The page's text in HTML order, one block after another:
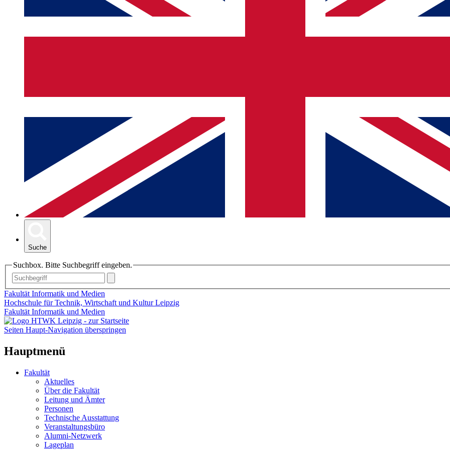
Suche
Suchbox. Bitte Suchbegriff eingeben.
Fakultät Informatik und Medien
Hochschule für Technik, Wirtschaft und Kultur Leipzig
Fakultät Informatik und Medien
Seiten Haupt-Navigation überspringen
Hauptmenü
Fakultät
Aktuelles
Über die Fakultät
Leitung und Ämter
Personen
Technische Ausstattung
Veranstaltungsbüro
Alumni-Netzwerk
Lageplan